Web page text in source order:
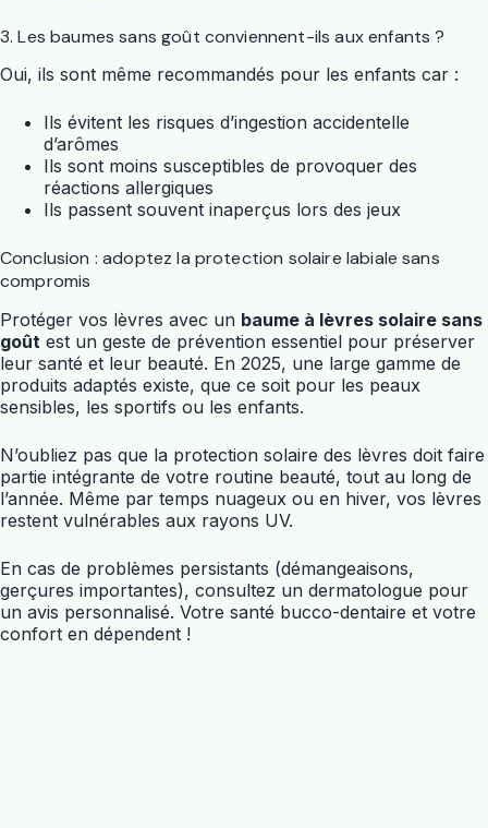
3. Les baumes sans goût conviennent-ils aux enfants ?
Oui, ils sont même recommandés pour les enfants car :
Ils évitent les risques d’ingestion accidentelle
d’arômes
Ils sont moins susceptibles de provoquer des
réactions allergiques
Ils passent souvent inaperçus lors des jeux
Conclusion : adoptez la protection solaire labiale sans
compromis
Protéger vos lèvres avec un baume à lèvres solaire sans
goût est un geste de prévention essentiel pour préserver
leur santé et leur beauté. En 2025, une large gamme de
produits adaptés existe, que ce soit pour les peaux
sensibles, les sportifs ou les enfants.
N’oubliez pas que la protection solaire des lèvres doit faire
partie intégrante de votre routine beauté, tout au long de
l’année. Même par temps nuageux ou en hiver, vos lèvres
restent vulnérables aux rayons UV.
En cas de problèmes persistants (démangeaisons,
gerçures importantes), consultez un dermatologue pour
un avis personnalisé. Votre santé bucco-dentaire et votre
confort en dépendent !